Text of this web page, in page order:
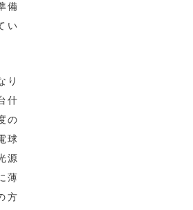
備
い
り
什
の
球
源
薄
方